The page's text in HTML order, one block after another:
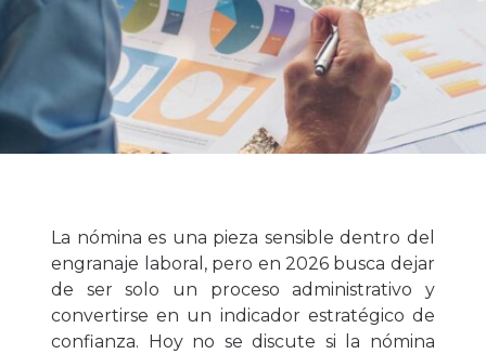
La nómina es una pieza sensible dentro del
engranaje laboral, pero en 2026 busca dejar
de ser solo un proceso administrativo y
convertirse en un indicador estratégico de
confianza. Hoy no se discute si la nómina